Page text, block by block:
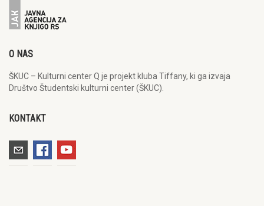
O NAS
ŠKUC – Kulturni center Q je projekt kluba Tiffany, ki ga izvaja
Društvo Študentski kulturni center (ŠKUC).
KONTAKT